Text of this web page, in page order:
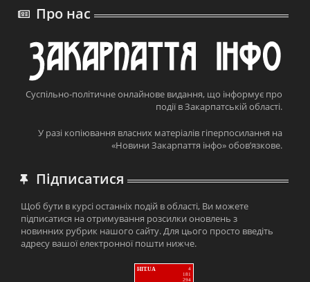
Про нас
Суспільно-політичне онлайнове видання, що інформує про
події в Закарпатській області.
У разі копіювання власних матеріалів гіперпосилання на
«Новини Закарпаття інфо» обов’язкове.
Підписатися
Щоб бути в курсі останніх подій в області, Ви можете
підписатися на отримування розсилки оновлень з
новинних рубрик нашого сайту. Для цього просто введіть
адресу вашої електронної пошти нижче.
HIT.UA
4
181
294